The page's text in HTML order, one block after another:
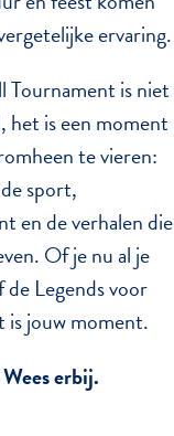
ervaring.
Tournament is niet
het is een moment
te vieren:
sport,
en de verhalen die
Of je nu al je
Legends voor
jouw moment.
erbij.